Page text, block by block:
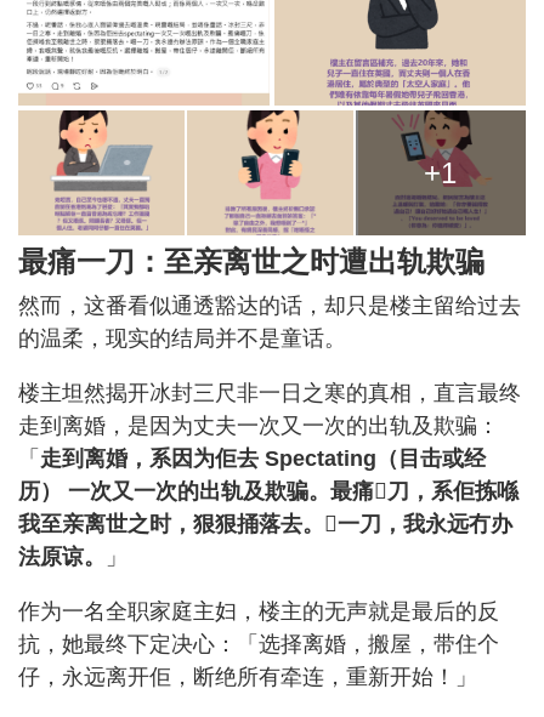
+1
最痛一刀：至亲离世之时遭出轨欺骗
然而，这番看似通透豁达的话，却只是楼主留给过去
的温柔，现实的结局并不是童话。
楼主坦然揭开冰封三尺非一日之寒的真相，直言最终
走到离婚，是因为丈夫一次又一次的出轨及欺骗：
「 走到离婚，系因为佢去 Spectating（目击或经
历） 一次又一次的出轨及欺骗。最痛𠮶刀，系佢拣喺
我至亲离世之时，狠狠捅落去。𠮶一刀，我永远冇办
法原谅。
」
作为一名全职家庭主妇，楼主的无声就是最后的反
抗，她最终下定决心：「选择离婚，搬屋，带住个
仔，永远离开佢，断绝所有牵连，重新开始！」